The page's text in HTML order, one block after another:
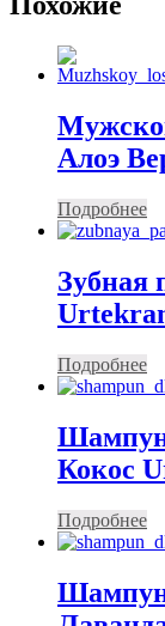
Алоэ
Подробнее
Зубная
Подробнее
Кокос
Подробнее